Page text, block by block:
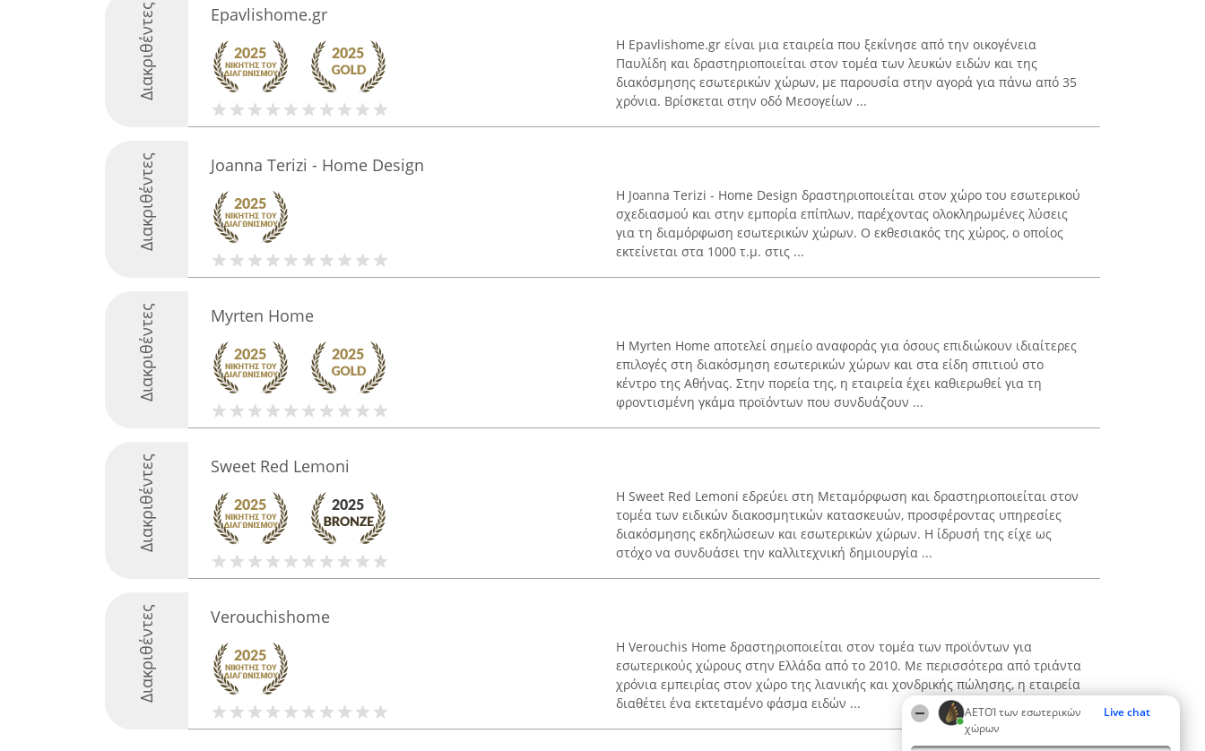
ΑΕΤΟΊ των εσωτερικών
χώρων
Live chat
Διακριθέντες Epavlishome.gr
Η Epavlishome.gr είναι μια εταιρεία που ξεκίνησε από την οικογένεια
Παυλίδη και δραστηριοποιείται στον τομέα των λευκών ειδών και της
διακόσμησης εσωτερικών χώρων, με παρουσία στην αγορά για πάνω από 35
χρόνια. Βρίσκεται στην οδό Μεσογείων ...
Διακριθέντες Joanna Terizi - Home Design
Η Joanna Terizi - Home Design δραστηριοποιείται στον χώρο του εσωτερικού
σχεδιασμού και στην εμπορία επίπλων, παρέχοντας ολοκληρωμένες λύσεις
για τη διαμόρφωση εσωτερικών χώρων. Ο εκθεσιακός της χώρος, ο οποίος
εκτείνεται στα 1000 τ.μ. στις ...
Διακριθέντες Myrten Home
Η Myrten Home αποτελεί σημείο αναφοράς για όσους επιδιώκουν ιδιαίτερες
επιλογές στη διακόσμηση εσωτερικών χώρων και στα είδη σπιτιού στο
κέντρο της Αθήνας. Στην πορεία της, η εταιρεία έχει καθιερωθεί για τη
φροντισμένη γκάμα προϊόντων που συνδυάζουν ...
Διακριθέντες Sweet Red Lemoni
Η Sweet Red Lemoni εδρεύει στη Μεταμόρφωση και δραστηριοποιείται στον
τομέα των ειδικών διακοσμητικών κατασκευών, προσφέροντας υπηρεσίες
διακόσμησης εκδηλώσεων και εσωτερικών χώρων. Η ίδρυσή της είχε ως
στόχο να συνδυάσει την καλλιτεχνική δημιουργία ...
Διακριθέντες Verouchishome
Η Verouchis Home δραστηριοποιείται στον τομέα των προϊόντων για
εσωτερικούς χώρους στην Ελλάδα από το 2010. Με περισσότερα από τριάντα
χρόνια εμπειρίας στον χώρο της λιανικής και χονδρικής πώλησης, η εταιρεία
διαθέτει ένα εκτεταμένο φάσμα ειδών ...